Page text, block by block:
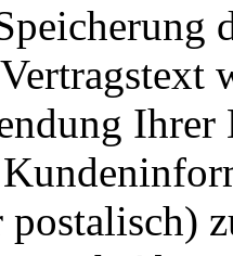
Ihrer
postalisch)